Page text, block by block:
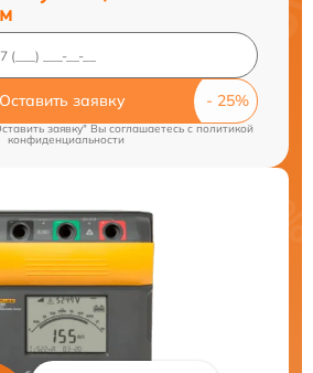
Оставить заявку
заявку" Вы соглашаетесь cполитикой
конфиденциальности